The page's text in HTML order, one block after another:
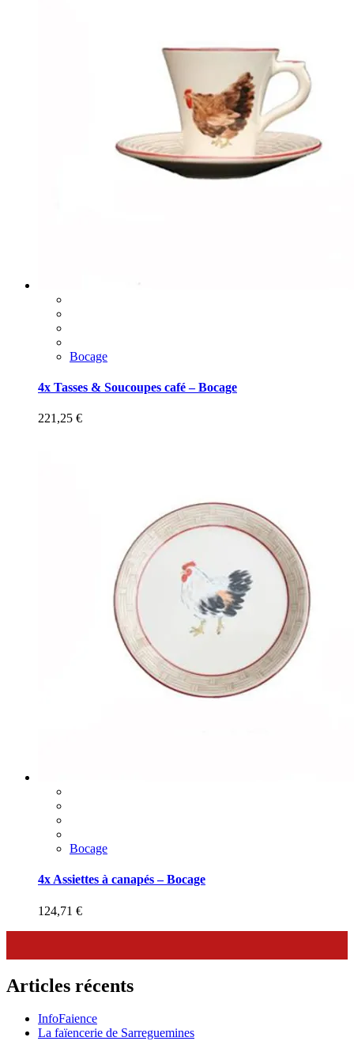
Bocage
4x Tasses & Soucoupes café – Bocage
221,25 €
Bocage
4x Assiettes à canapés – Bocage
124,71 €
Articles récents
InfoFaience
La faïencerie de Sarreguemines